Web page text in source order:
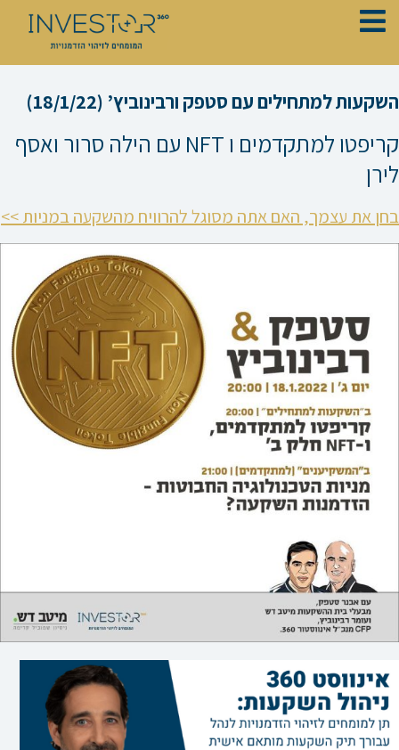
דילוג
השקעות למתחילים עם סטפק ורבינוביץ’ (18/1/22)
קריפטו למתקדמים ו NFT עם הילה סרור ואסף
לירן
בחן את עצמך, האם אתה מסוגל להרוויח מהשקעה במניות >>